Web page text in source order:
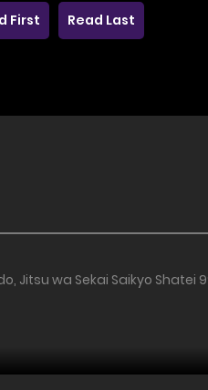
First
Read Last
Jitsu wa Sekai Saikyo